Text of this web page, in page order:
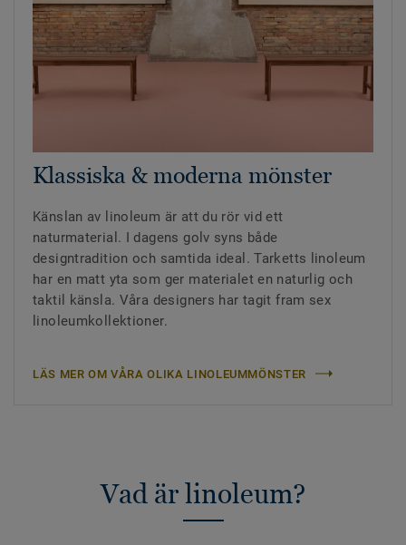
Klassiska & moderna mönster
Känslan av linoleum är att du rör vid ett
naturmaterial. I dagens golv syns både
designtradition och samtida ideal. Tarketts linoleum
har en matt yta som ger materialet en naturlig och
taktil känsla. Våra designers har tagit fram sex
linoleumkollektioner.
LÄS MER OM VÅRA OLIKA LINOLEUMMÖNSTER
Vad är linoleum?